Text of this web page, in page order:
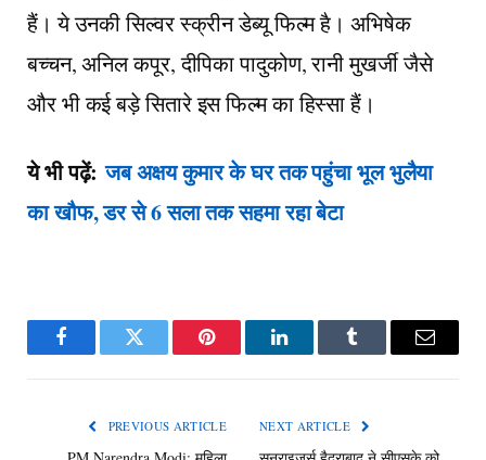
हैं। ये उनकी सिल्वर स्क्रीन डेब्यू फिल्म है। अभिषेक
बच्चन, अनिल कपूर, दीपिका पादुकोण, रानी मुखर्जी जैसे
और भी कई बड़े सितारे इस फिल्म का हिस्सा हैं।
ये भी पढ़ें:जब अक्षय कुमार के घर तक पहुंचा भूल भुलैया
का खौफ, डर से 6 सला तक सहमा रहा बेटा
FacebookTwitter Pinterest LinkedInTumblr Email
PREVIOUS ARTICLE NEXT ARTICLE